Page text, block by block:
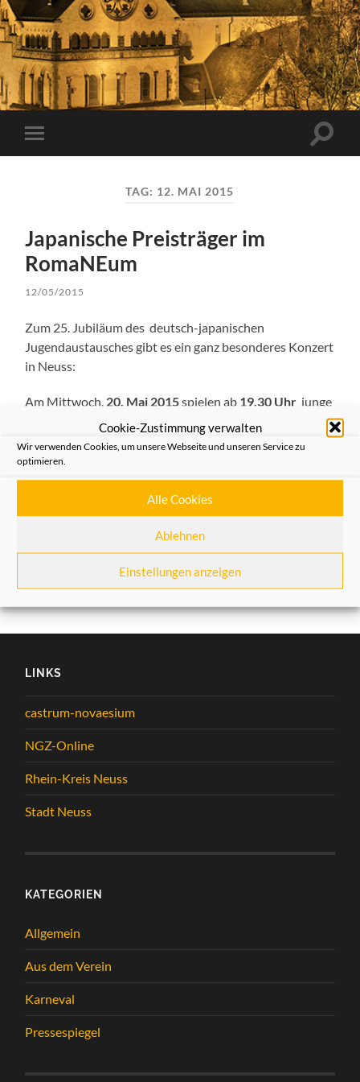
Cookie-Zustimmung verwalten
Wir verwenden Cookies, um unsere Webseite und unseren Service zu
optimieren.
Alle Cookies
Ablehnen
Einstellungen anzeigen
Mobile-
Menü
TAG: 12. MAI 2015
Japanische Preisträger im
RomaNEum
12/05/2015
Zum 25. Jubiläum des deutsch-japanischen
Jugendaustausches gibt es ein ganz besonderes Konzert
in Neuss:
Am Mittwoch, 20. Mai 2015spielen ab 19.30 Uhr junge
japanische Musikerinnen und Musiker, allesamt
Preisträger bei nationalen und internationalen
Wettbewerben, im Pauline-Sels-Saal im
RomaNEum, Brückstrasse 1. Es gibt ein hochkarätiges
Programm mit Werken der europäischen Klassik bis hin
zur japanischen Kunstmusik, repräsentiert durch die
Koto, dem bekanntesten japanischen Saiteninstrument.
LINKS
castrum-novaesium
NGZ-Online
Rhein-Kreis Neuss
Stadt Neuss
KATEGORIEN
Allgemein
Aus dem Verein
Karneval
Pressespiegel